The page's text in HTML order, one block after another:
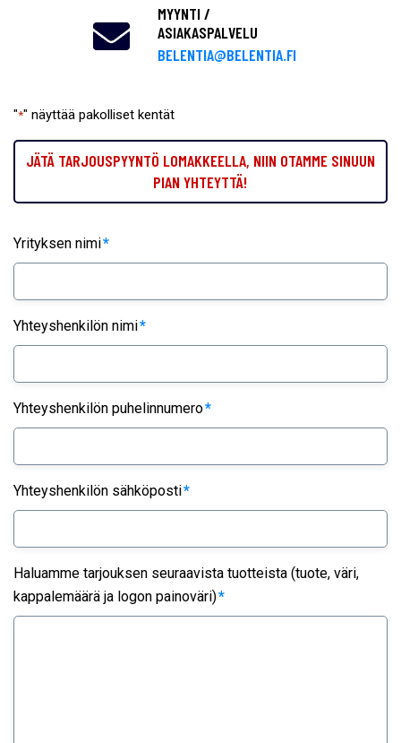
"*" näyttää pakolliset kentät
JÄTÄ TARJOUSPYYNTÖ LOMAKKEELLA, NIIN OTAMME SINUUN
PIAN YHTEYTTÄ!
Yrityksen nimi*
Yhteyshenkilön nimi*
Yhteyshenkilön puhelinnumero*
Yhteyshenkilön sähköposti*
Haluamme tarjouksen seuraavista tuotteista (tuote, väri,
kappalemäärä ja logon painoväri)*
MYYNTI /
ASIAKASPALVELU
BELENTIA@BELENTIA.FI